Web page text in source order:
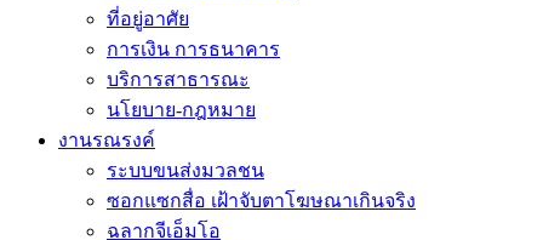
ที่อยู่อาศัย
การเงิน การธนาคาร
บริการสาธารณะ
นโยบาย-กฎหมาย
งานรณรงค์
ระบบขนส่งมวลชน
ซอกแซกสื่อ เฝ้าจับตาโฆษณาเกินจริง
ฉลากจีเอ็มโอ